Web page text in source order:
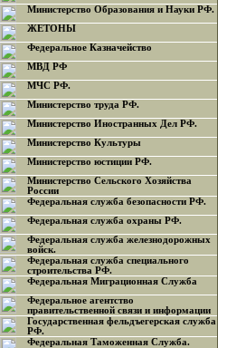
Министерство Образования и Науки РФ.
ЖЕТОНЫ
Федеральное Казначейство
МВД РФ
МЧС РФ.
Министерство труда РФ.
Министерство Иностранных Дел РФ.
Министерство Культуры
Министерство юстиции РФ.
Министерство Сельского Хозяйства
России
Федеральная служба безопасности РФ.
Федеральная служба охраны РФ.
Федеральная служба железнодорожных
войск.
Федеральная служба специального
строительства РФ.
Федеральная Миграционная Служба
Федеральное агентство
правительственной связи и информации
Государственная фельдъегерская служба
РФ.
Федеральная Таможенная Служба.